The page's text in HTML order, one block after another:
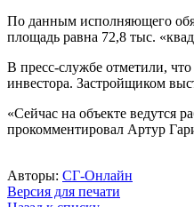
По данным исполняющего
площадь равна 72,8 тыс.
В пресс-службе отметили,
инвестора. Застройщиком
«Сейчас на объекте ведутся
прокомментировал Артур
Авторы: СГ-Онлайн
Версия для печати